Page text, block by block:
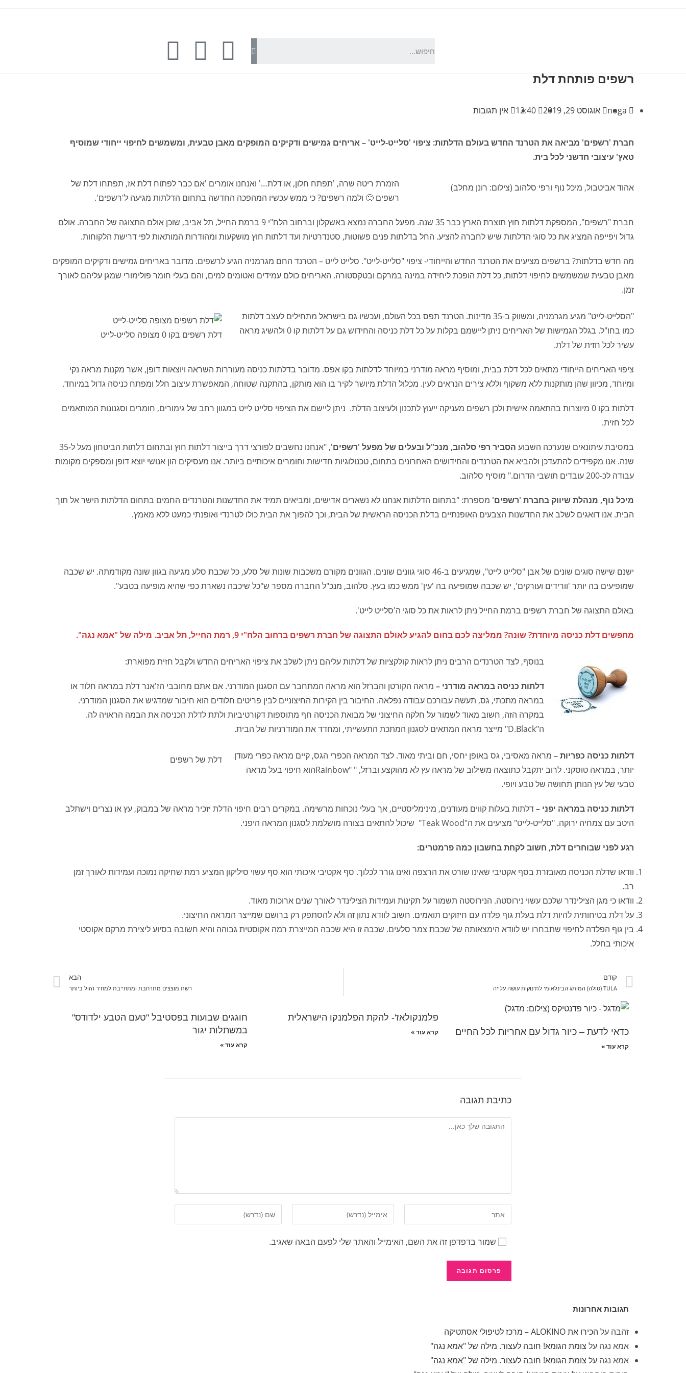
רשפים פותחת דלת
noga אוגוסט 29, 2019 12:40 אין תגובות
חברת 'רשפים' מביאה את הטרנד החדש בעולם הדלתות: ציפוי 'סלייט-לייט' – אריחים גמישים ודקיקים המופקים מאבן טבעית, ומשמשים לחיפוי ייחודי שמוסיף
טאץ' עיצובי חדשני לכל בית.
אהוד אביטבול, מיכל נוף ורפי סלהוב (צילום: רונן מחלב)
הזמרת ריטה שרה, 'תפתח חלון, או דלת…' ואנחנו אומרים 'אם כבר לפתוח דלת אז, תפתחו דלת של
רשפים 🙂 ולמה רשפים? כי ממש עכשיו המהפכה החדשה בתחום הדלתות מגיעה ל'רשפים'.
חברת "רשפים", המספקת דלתות חוץ תוצרת הארץ כבר 35 שנה. מפעל החברה נמצא באשקלון וברחוב הלח"י 9 ברמת החייל, תל אביב, שוכן אולם התצוגה של החברה. אולם
גדול ויפייפה המציג את כל סוגי הדלתות שיש לחברה להציע. החל בדלתות פנים פשוטות, סטנדרטיות ועד דלתות חוץ מושקעות ומהודרות המותאות לפי דרישת הלקוחות.
מה חדש בדלתות? ברשפים מציעים את הטרנד החדש והייחודי- ציפוי "סלייט-לייט". סלייט לייט – הטרנד החם מגרמניה הגיע לרשפים. מדובר באריחים גמישים ודקיקים המופקים
מאבן טבעית שמשמשים לחיפוי דלתות, כל דלת הופכת ליחידה במינה במרקם ובטקסטורה. האריחים כולם עמידים ואטומים למים, והם בעלי חומר פולימורי שמגן עליהם לאורך
זמן.
דלת רשפים בקו 0 מצופה סלייט-לייט
"הסלייט-לייט" מגיע מגרמניה, ומשווק ב-35 מדינות. הטרנד תפס בכל העולם, ועכשיו גם בישראל מתחילים לעצב דלתות
כמו בחו"ל. בגלל הגמישות של האריחים ניתן ליישמם בקלות על כל דלת כניסה והחידוש גם על דלתות קו 0 ולהשיג מראה
עשיר לכל חזית של דלת.
ציפוי האריחים הייחודי מתאים לכל דלת בבית, ומוסיף מראה מודרני במיוחד לדלתות בקו אפס. מדובר בדלתות כניסה מעוררות השראה ויוצאות דופן, אשר מקנות מראה נקי
ומיוחד, מכיוון שהן מותקנות ללא משקוף וללא צירים הנראים לעין. מכלול הדלת מיושר לקיר בו הוא מותקן, בהתקנה שטוחה, המאפשרת עיצוב חלל ומפתח כניסה גדול במיוחד.
דלתות בקו 0 מיוצרות בהתאמה אישית ולכן רשפים מעניקה ייעוץ לתכנון ולעיצוב הדלת. ניתן ליישם את הציפוי סלייט לייט במגוון רחב של גימורים, חומרים וסגנונות המותאמים
לכל חזית.
במסיבת עיתונאים שנערכה השבוע הסביר רפי סלהוב, מנכ"ל ובעלים של מפעל 'רשפים'
, "אנחנו נחשבים לפורצי דרך בייצור דלתות חוץ ובתחום דלתות הביטחון מעל ל-35
שנה. אנו מקפידים להתעדכן ולהביא את הטרנדים והחידושים האחרונים בתחום, טכנולוגיות חדישות וחומרים איכותיים ביותר. אנו מעסיקים הון אנושי יוצא דופן ומספקים מקומות
עבודה לכ-200 עובדים תושבי הדרום." מוסיף סלהוב.
מיכל נוף, מנהלת שיווק בחברת 'רשפים' מספרת: "בתחום הדלתות אנחנו לא נשארים אדישים, ומביאים תמיד את החדשנות והטרנדים החמים בתחום הדלתות הישר אל תוך
הבית. אנו דואגים לשלב את החדשנות הצבעים האופנתיים בדלת הכניסה הראשית של הבית, וכך להפוך את הבית כולו לטרנדי ואופנתי כמעט ללא מאמץ.
ישנם שישה סוגים שונים של אבן "סלייט לייט", שמגיעים ב-46 סוגי גוונים שונים. הגוונים מקורם משכבות שונות של סלע, כל שכבת סלע מגיעה בגוון שונה מקודמתה. יש שכבה
שמופיעים בה יותר 'וורידים ועורקים', יש שכבה שמופיעה בה 'עין' ממש כמו בעץ. סלהוב, מנכ"ל החברה מספר ש"כל שיכבה נשארת כפי שהיא מופיעה בטבע".
באולם התצוגה של חברת רשפים ברמת החייל ניתן לראות את כל סוגי ה'סלייט לייט'.
מחפשים דלת כניסה מיוחדת? שונה? ממליצה לכם בחום להגיע לאולם התצוגה של חברת רשפים ברחוב הלח"י 9, רמת החייל, תל אביב. מילה של "אמא נגה".
בנוסף, לצד הטרנדים הרבים ניתן לראות קולקציות של דלתות עליהם ניתן לשלב את ציפוי האריחים החדש ולקבל חזית מפוארת:
דלתות כניסה במראה מודרני – מראה הקורטן והברזל הוא מראה המתחבר עם הסגנון המודרני. אם אתם מחובבי הז'אנר דלת במראה חלוד או
במראה מתכתי, גס, תעשה עבורכם עבודה נפלאה. החיבור בין הקירות החיצוניים לבין פריטים חלודים הוא חיבור שמדגיש את הסגנון המודרני.
במקרה הזה, חשוב מאוד לשמור על חלקה החיצוני של מבואת הכניסה חף מתוספות דקורטיביות ולתת לדלת הכניסה את הבמה הראויה לה.
ה"D.Black" מייצר מראה המתאים לסגנון המתכת התעשייתי, ומחדד את המודרניות של הבית.
דלת של רשפים דלתות כניסה כפריות – מראה מאסיבי, גס באופן יחסי, חם וביתי מאוד. לצד המראה הכפרי הגס, קיים מראה כפרי מעודן
יותר, במראה טוסקני. לרוב יתקבל כתוצאה משילוב של מראה עץ לא מהוקצע וברזל, " "Rainbowהוא חיפוי בעל מראה
טבעי של עץ הנותן תחושה של טבע ויופי.
דלתות כניסה במראה יפני –דלתות בעלות קווים מעודנים, מינימליסטיים, אך בעלי נוכחות מרשימה. במקרים רבים חיפוי הדלת יזכיר מראה של במבוק, עץ או נצרים וישתלב
היטב עם צמחיה ירוקה. "סלייט-לייט" מציעים את ה"Teak Wood" שיכול להתאים בצורה מושלמת לסגנון המראה היפני.
רגע לפני שבוחרים דלת, חשוב לקחת בחשבון כמה פרמטרים:
וודאו שדלת הכניסה מאובזרת בסף אקטיבי שאינו שורט את הרצפה ואינו גורר לכלוך. סף אקטיבי איכותי הוא סף עשוי סיליקון המציע רמת שחיקה נמוכה ועמידות לאורך זמן
רב.
וודאו כי מגן הצילינדר שלכם עשוי נירוסטה. הנירוסטה תשמור על תקינות ועמידות הצילינדר לאורך שנים ארוכות מאוד.
על דלת בטיחותית להיות דלת בעלת גוף פלדה עם חיזוקים תואמים. חשוב לוודא נתון זה ולא להסתפק רק ברושם שמייצר המראה החיצוני.
בין גוף הפלדה לחיפוי שתבחרו יש לוודא הימצאותה של שכבת צמר סלעים. שכבה זו היא שכבה המייצרת רמה אקוסטית גבוהה והיא חשובה בסיוע ליצירת מרקם אקוסטי
איכותי בחלל.
קודם
TULA (טולה) המותג הבינלאומי לתינוקות עושה עלייה
הבא
רשת מוצצים מתרחבת ומתחייבת למחיר הזול ביותר
כדאי לדעת – כיור גדול עם אחריות לכל החיים
קרא עוד »
פלמנקולאז'- להקת הפלמנקו הישראלית
קרא עוד »
חוגגים שבועות בפסטיבל "טעם הטבע ילדודס"
במשתלות יגור
קרא עוד »
כתיבת תגובה
שמור בדפדפן זה את השם, האימייל והאתר שלי לפעם הבאה שאגיב.
תגובות אחרונות
זהבה על הכירו את ALOKINO – מרכז לטיפולי אסתטיקה
אמא נגה על צומת הגומא! חובה לעצור. מילה של "אמא נגה"
אמא נגה על צומת הגומא! חובה לעצור. מילה של "אמא נגה"